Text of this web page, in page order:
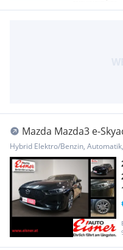
Mazda Mazda3 e-
Aut.
Hybrid Elektro/Benzin,